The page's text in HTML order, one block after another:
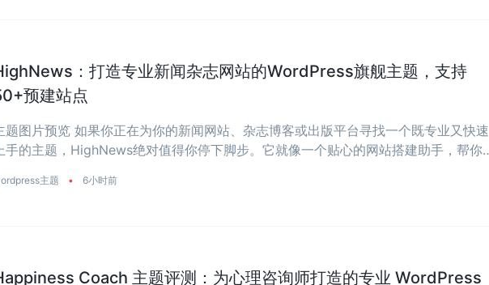
：打造专业新闻杂志网站的WordPress旗舰主题，支持
预建站点
题图片预览 如果你正在为你的新闻网站、杂志博客或出版平台寻找一个既专业又快速
手的主题，HighNews绝对值得你停下脚步。它就像一个贴心的网站搭建助手，帮你
主题 • 6小时前
Coach 主题评测：为心理咨询师打造的专业 WordPress